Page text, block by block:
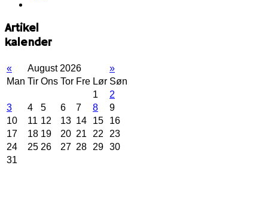
Artikel
kalender
« August 2026
»
Man Tir Ons Tor Fre Lør Søn
1
2
3
4 5 6 7 8
9
10
11 12 13 14 15
16
17
18 19 20 21 22
23
24
25 26 27 28 29 30
31